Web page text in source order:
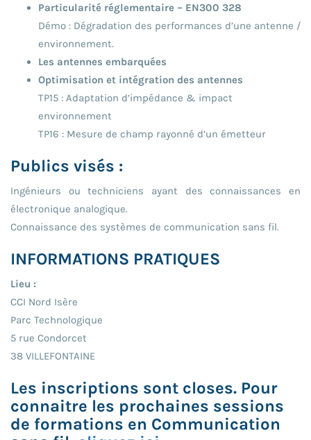
Particularité réglementaire – EN300 328
Démo : Dégradation des performances d’une antenne /
environnement.
Les antennes embarquées
Optimisation et intégration des antennes
TP15 : Adaptation d’impédance & impact
environnement
TP16 : Mesure de champ rayonné d’un émetteur
Publics visés :
Ingénieurs ou techniciens ayant des connaissances en
électronique analogique.
Connaissance des systèmes de communication sans fil.
INFORMATIONS PRATIQUES
Lieu :
CCI Nord Isère
Parc Technologique
5 rue Condorcet
38 VILLEFONTAINE
Les inscriptions sont closes. Pour
connaitre les prochaines sessions
de formations en Communication